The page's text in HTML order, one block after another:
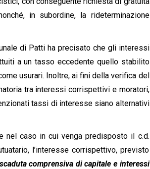
in subordine, la rideterminazione
di Patti ha precisato che gli interessi
a un tasso eccedente quello stabilito
usurari. Inoltre, ai fini della verifica del
tra interessi corrispettivi e moratori,
tassi di interesse siano alternativi
nel caso in cui venga predisposto il c.d.
l’interesse corrispettivo, previsto
comprensiva di capitale e interessi